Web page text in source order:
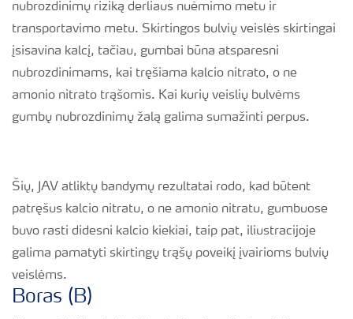
nubrozdinimų riziką derliaus nuėmimo metu ir
transportavimo metu. Skirtingos bulvių veislės skirtingai
įsisavina kalcį, tačiau, gumbai būna atsparesni
nubrozdinimams, kai tręšiama kalcio nitrato, o ne
amonio nitrato trąšomis. Kai kurių veislių bulvėms
gumbų nubrozdinimų žalą galima sumažinti perpus.
Šių, JAV atliktų bandymų rezultatai rodo, kad būtent
patręšus kalcio nitratu, o ne amonio nitratu, gumbuose
buvo rasti didesni kalcio kiekiai, taip pat, iliustracijoje
galima pamatyti skirtingų trąšų poveikį įvairioms bulvių
veislėms.
Boras (B)